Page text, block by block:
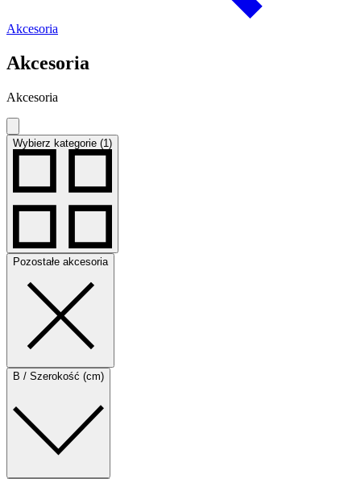
Akcesoria
Akcesoria
Akcesoria
Wybierz kategorie (1)
Pozostałe akcesoria
B / Szerokość (cm)